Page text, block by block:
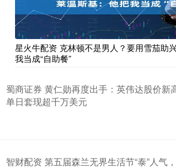
星火牛配资 克林顿不是男人？要用雪茄助
我当成“自助餐”
蜀商证券 黄仁勋再度出手：英伟达股价新
单日套现超千万美元
智财配资 第五届森兰无界生活节“泰”人气